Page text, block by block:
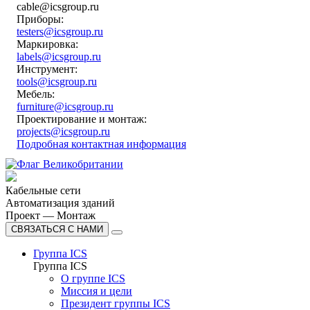
cable@icsgroup.ru
Приборы:
testers@icsgroup.ru
Маркировка:
labels@icsgroup.ru
Инструмент:
tools@icsgroup.ru
Мебель:
furniture@icsgroup.ru
Проектирование и монтаж:
projects@icsgroup.ru
Подробная контактная информация
Кабельные сети
Автоматизация зданий
Проект — Монтаж
СВЯЗАТЬСЯ С НАМИ
Группа ICS
Группа ICS
О группе ICS
Миссия и цели
Президент группы ICS